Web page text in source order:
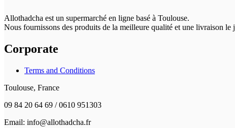
Allothadcha est un supermarché en ligne basé à Toulouse.
Nous fournissons des produits de la meilleure qualité et une livraison le
Corporate
Terms and Conditions
Toulouse, France
09 84 20 64 69 / 0610 951303
Email: info@allothadcha.fr